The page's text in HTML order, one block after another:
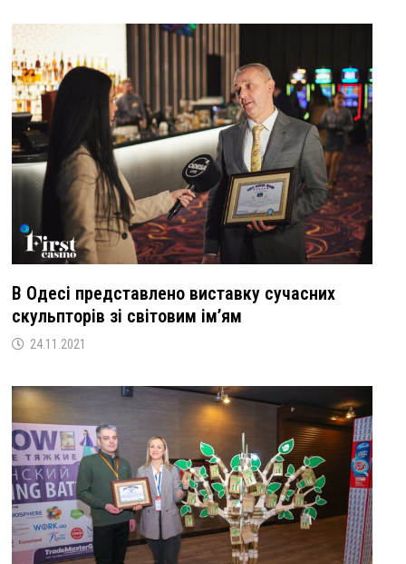
В Одесі представлено виставку сучасних
скульпторів зі світовим ім’ям
24.11.2021